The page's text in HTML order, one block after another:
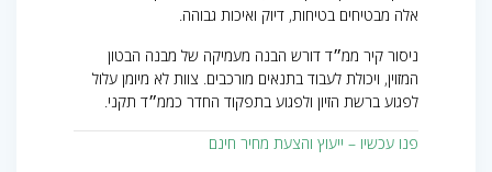
אלה מבטיחים בטיחות, דיוק ואיכות גבוהה.
ניסור קיר ממ״ד דורש הבנה מעמיקה של מבנה הבטון
המזוין, ויכולת לעבוד בתנאים מורכבים. צוות לא מיומן עלול
לפגוע ברשת הזיון ולפגוע בתפקוד החדר כממ״ד תקני.
פנו עכשיו – ייעוץ והצעת מחיר חינם